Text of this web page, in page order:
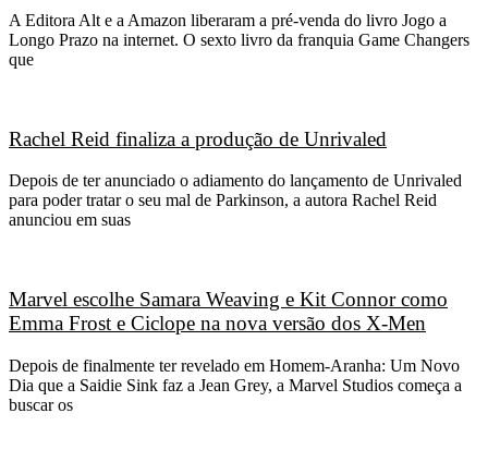
A Editora Alt e a Amazon liberaram a pré-venda do livro Jogo a
Longo Prazo na internet. O sexto livro da franquia Game Changers
que
Rachel Reid finaliza a produção de Unrivaled
Depois de ter anunciado o adiamento do lançamento de Unrivaled
para poder tratar o seu mal de Parkinson, a autora Rachel Reid
anunciou em suas
Marvel escolhe Samara Weaving e Kit Connor como
Emma Frost e Ciclope na nova versão dos X-Men
Depois de finalmente ter revelado em Homem-Aranha: Um Novo
Dia que a Saidie Sink faz a Jean Grey, a Marvel Studios começa a
buscar os